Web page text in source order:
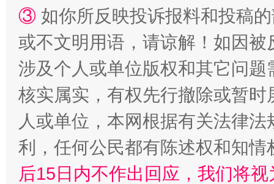
③ 如你所反映投诉报料和投稿
或不文明用语，请谅解！如因
涉及个人或单位版权和其它问题
核实属实，有权先行撤除或暂
人或单位，本网根据有关法律
利，任何公民都有陈述权和知情
后15日内不作出回应，我们将